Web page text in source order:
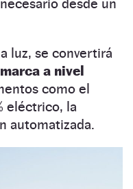
luz, se convertirá
a nivel
como el
eléctrico, la
automatizada.